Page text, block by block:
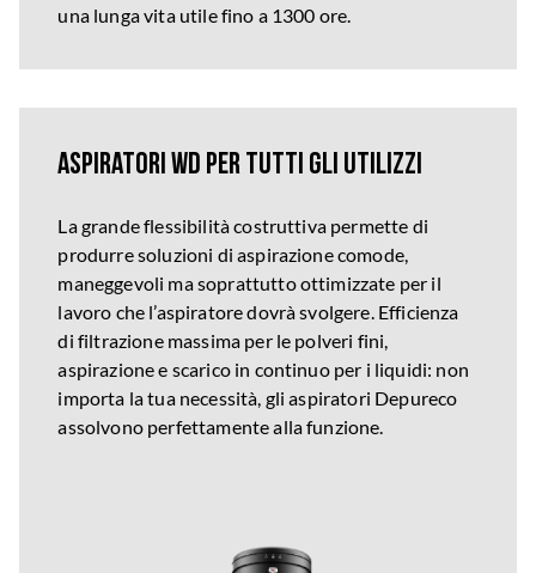
una lunga vita utile fino a 1300 ore.
Aspiratori WD per tutti gli utilizzi
La grande flessibilità costruttiva permette di
produrre soluzioni di aspirazione comode,
maneggevoli ma soprattutto ottimizzate per il
lavoro che l’aspiratore dovrà svolgere. Efficienza
di filtrazione massima per le polveri fini,
aspirazione e scarico in continuo per i liquidi: non
importa la tua necessità, gli aspiratori Depureco
assolvono perfettamente alla funzione.